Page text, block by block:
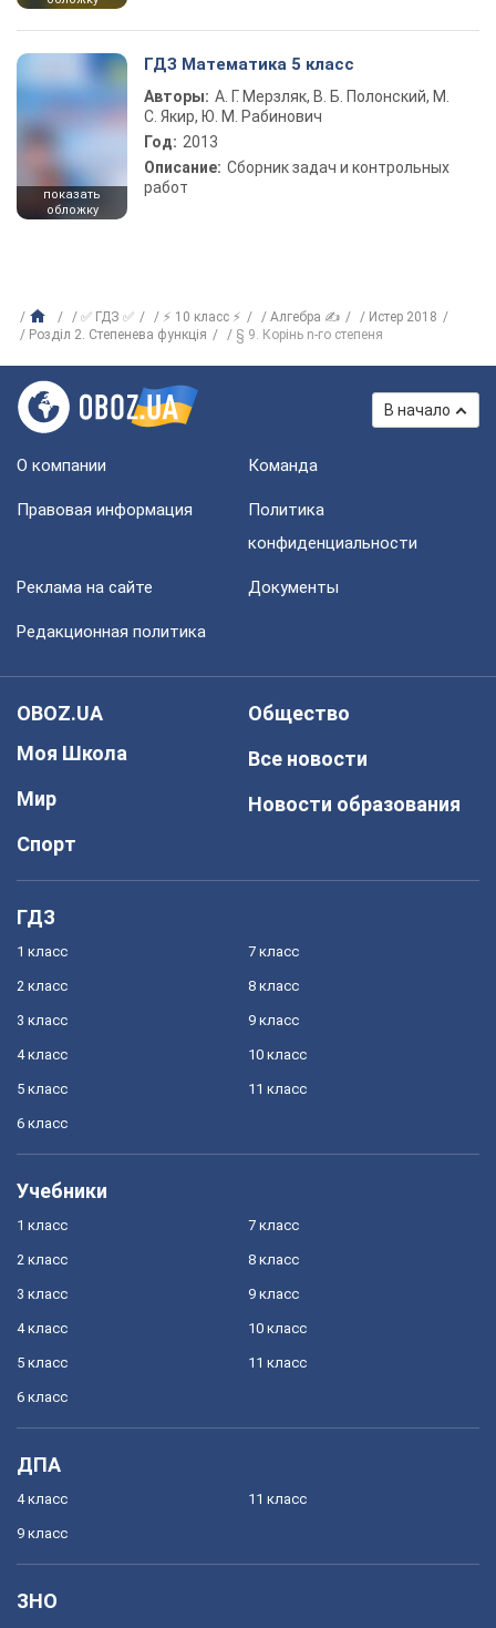
показать
обложку
ГДЗ Математика 5 класс
Авторы: А. Г. Мерзляк, В. Б. Полонский, М.
С. Якир, Ю. М. Рабинович
Год: 2013
Описание: Сборник задач и контрольных
работ
✅ ГДЗ ✅ ⚡ 10 класс ⚡ Алгебра ✍
Истер 2018
Розділ 2. Степенева функція
§ 9. Корінь n-го степеня
В начало
О компании Команда
Правовая информация
Политика
конфиденциальности
Реклама на сайте Документы
Редакционная политика
OBOZ.UA
Моя Школа
Мир
Спорт
Общество
Все новости
Новости образования
ГДЗ
1 класс
2 класс
3 класс
4 класс
5 класс
6 класс
7 класс
8 класс
9 класс
10 класс
11 класс
Учебники
1 класс
2 класс
3 класс
4 класс
5 класс
6 класс
7 класс
8 класс
9 класс
10 класс
11 класс
ДПА
4 класс
9 класс
11 класс
ЗНО